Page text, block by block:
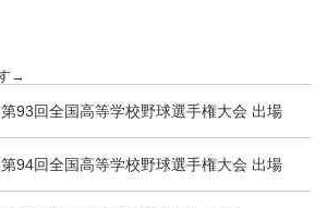
第93回全国高等学校野球選手権大会 出場
第94回全国高等学校野球選手権大会 出場